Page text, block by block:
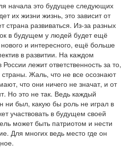
начала это будущее следующих
их жизни жизнь, это зависит от
страна развиваться. Из-за разных
в будущем у людей будет ещё
и интересного, ещё больше
в развитии. На каждом
лежит ответственность за то,
Жаль, что не все осознают
что они ничего не значат, и от
Но это не так. Ведь каждый
ни был, какую бы роль не играл в
участвовать в будущем своей
может быть патриотом и нести
Для многих ведь место где он